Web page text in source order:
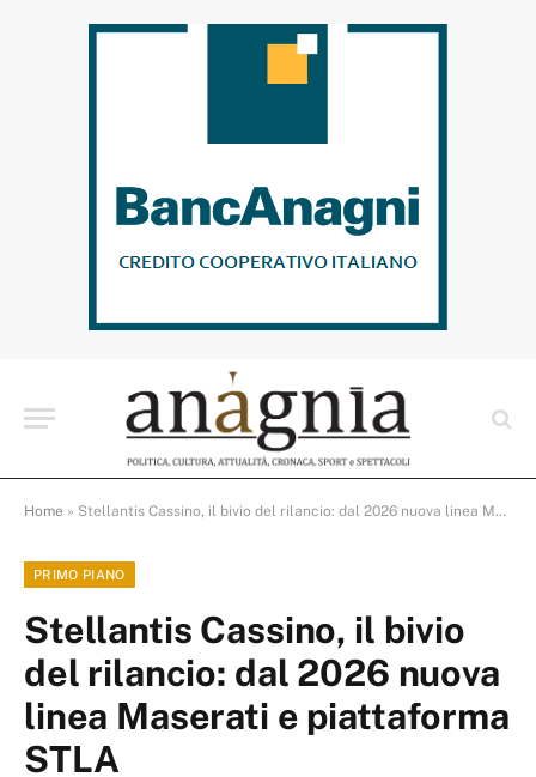
Home » Stellantis Cassino, il bivio del rilancio: dal 2026 nuova linea Maserati e piattaforma STLA
PRIMO PIANO
Stellantis Cassino, il bivio
del rilancio: dal 2026 nuova
linea Maserati e piattaforma
STLA